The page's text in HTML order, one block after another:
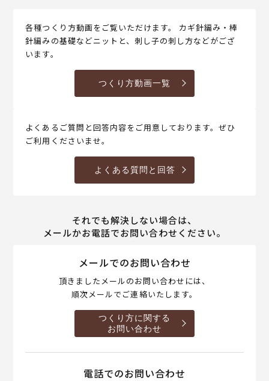
各種つくり方動画をご覧いただけます。 カギ針編み・棒
針編みの基礎などニットと、刺し子の刺し方などがござ
います。
つくり方動画一覧
よくあるご質問と回答内容をご用意しております。ぜひ
ご利用くださいませ。
よくある質問と回答
それでも解決しない場合は、
メールかお電話でお問い合わせください。
メールでのお問い合わせ
頂きましたメールのお問い合わせには、
順次メールでご連絡いたします。
つくり方に関する
お問い合わせ
電話でのお問い合わせ